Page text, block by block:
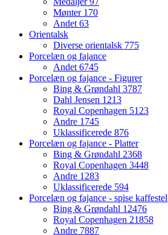
Mønter 170
Andet63
Orientalsk
Diverse orientalsk 775
Porcelæn og fajance
Andet6745
Porcelæn og fajance - Figurer
Bing & Grøndahl 3787
Dahl Jensen 1213
Royal Copenhagen 5123
Andre 1745
Uklassificerede 876
Porcelæn og fajance - Platter
Bing & Grøndahl 2368
Royal Copenhagen 3448
Andre 1283
Uklassificerede 594
Porcelæn og fajance - spise kaffestel
Bing & Grøndahl 12476
Royal Copenhagen 21858
Andre 7887